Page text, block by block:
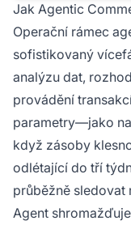
Jak Agentic
Operační rámec
sofistikovaný
analýzu dat,
provádění
parametry—jako
když zásoby
odlétající do tří
průběžně sledovat
Agent